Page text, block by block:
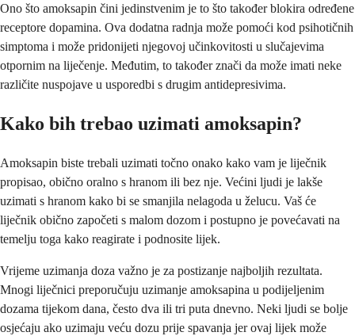
Ono što amoksapin čini jedinstvenim je to što također blokira određene
receptore dopamina. Ova dodatna radnja može pomoći kod psihotičnih
simptoma i može pridonijeti njegovoj učinkovitosti u slučajevima
otpornim na liječenje. Međutim, to također znači da može imati neke
različite nuspojave u usporedbi s drugim antidepresivima.
Kako bih trebao uzimati amoksapin?
Amoksapin biste trebali uzimati točno onako kako vam je liječnik
propisao, obično oralno s hranom ili bez nje. Većini ljudi je lakše
uzimati s hranom kako bi se smanjila nelagoda u želucu. Vaš će
liječnik obično započeti s malom dozom i postupno je povećavati na
temelju toga kako reagirate i podnosite lijek.
Vrijeme uzimanja doza važno je za postizanje najboljih rezultata.
Mnogi liječnici preporučuju uzimanje amoksapina u podijeljenim
dozama tijekom dana, često dva ili tri puta dnevno. Neki ljudi se bolje
osjećaju ako uzimaju veću dozu prije spavanja jer ovaj lijek može